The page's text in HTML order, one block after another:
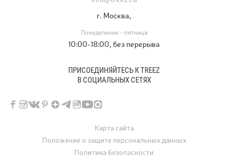
г. Москва,
Понедельник - пятница
10:00-18:00, без перерыва
ПРИСОЕДИНЯЙТЕСЬ К TREEZ
В СОЦИАЛЬНЫХ СЕТЯХ
Карта сайта
Положение о защите персональных данных
Политика безопасности